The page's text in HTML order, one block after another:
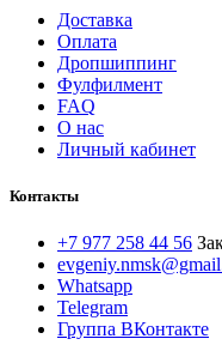
Доставка
Оплата
Дропшиппинг
Фулфилмент
FAQ
О нас
Личный кабинет
Контакты
+7 977 258 44 56
Whatsapp
Telegram
Группа ВКонтакте